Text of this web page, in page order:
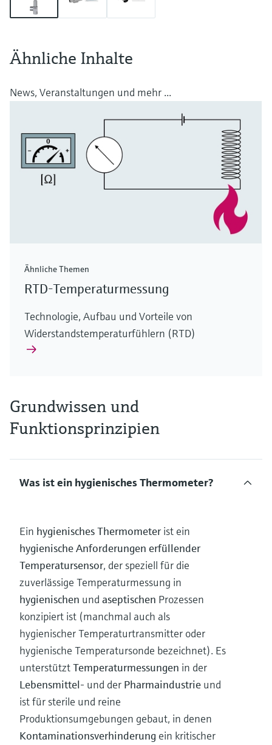
Ähnliche Inhalte
News, Veranstaltungen und mehr ...
Ähnliche Themen
RTD-Temperaturmessung
Technologie, Aufbau und Vorteile von
Widerstandstemperaturfühlern (RTD)
Grundwissen und
Funktionsprinzipien
Was ist ein hygienisches Thermometer?
Ein hygienisches Thermometerist ein
hygienische Anforderungen erfüllender
Temperatursensor, der speziell für die
zuverlässige Temperaturmessung in
hygienischen und aseptischen Prozessen
konzipiert ist (manchmal auch als
hygienischer Temperaturtransmitter oder
hygienische Temperatursonde bezeichnet). Es
unterstütztTemperaturmessungen in der
Lebensmittel- und der Pharmaindustrie und
ist für sterile und reine
Produktionsumgebungen gebaut, in denen
Kontaminationsverhinderung ein kritischer